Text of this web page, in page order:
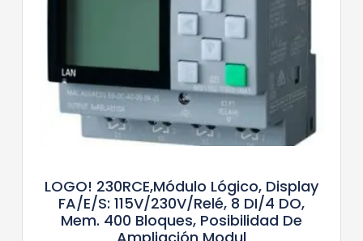
LOGO! 230RCE,módulo Lógico, Display
FA/E/S: 115V/230V/relé, 8 DI/4 DO,
Mem. 400 Bloques, Posibilidad De